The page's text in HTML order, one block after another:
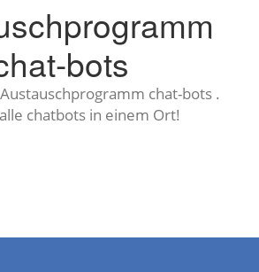
bots
chat-bots .
chatbots in einem Ort!